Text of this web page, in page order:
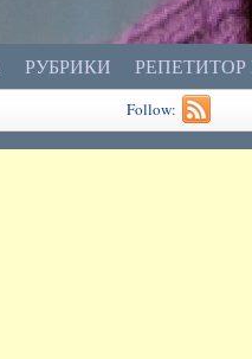
РУБРИКИ
Follow: